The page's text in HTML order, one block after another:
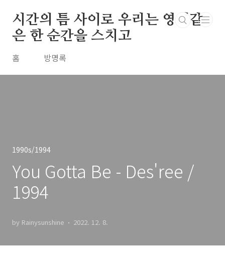
시간의 틈 사이로 우리는 영원같
은 한 순간을 스치고
홈 방명록
1990s/1994
You Gotta Be - Des'ree /
1994
by Rainysunshine 2022. 12. 8.